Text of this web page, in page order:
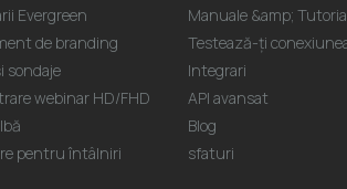
Evergreen
de branding
sondaje
webinar HD/FHD
pentru întâlniri
Manuale &amp;
Testează-ți
Integrari
API avansat
Blog
sfaturi